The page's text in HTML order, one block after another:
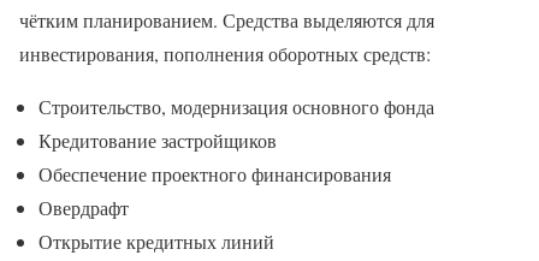
чётким планированием. Средства выделяются для
инвестирования, пополнения оборотных средств:
Строительство, модернизация основного фонда
Кредитование застройщиков
Обеспечение проектного финансирования
Овердрафт
Открытие кредитных линий